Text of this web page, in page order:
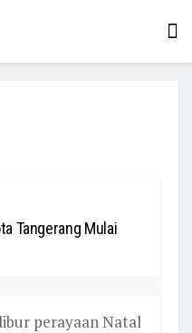
Tangerang Mulai
perayaan Natal